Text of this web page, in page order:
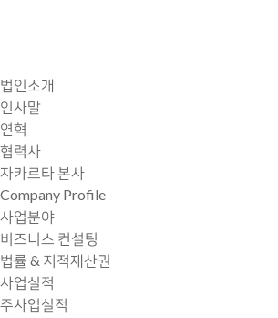
법인소개
인사말
연혁
협력사
자카르타 본사
Company Profile
사업분야
비즈니스 컨설팅
법률 & 지적재산권
사업실적
주사업실적